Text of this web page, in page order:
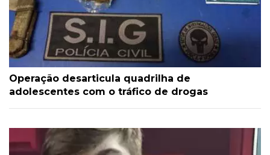
Operação desarticula quadrilha de
adolescentes com o tráfico de drogas